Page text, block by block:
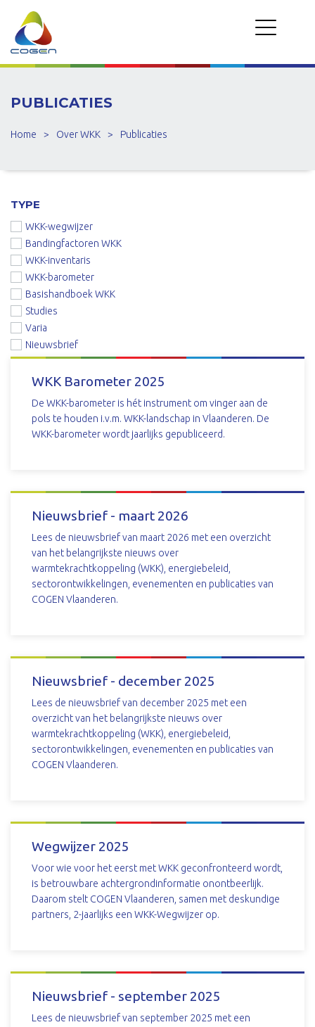
PUBLICATIES
Home > Over WKK > Publicaties
TYPE
WKK-wegwijzer
Bandingfactoren WKK
WKK-inventaris
WKK-barometer
Basishandboek WKK
Studies
Varia
Nieuwsbrief
WKK Barometer 2025
De WKK-barometer is hét instrument om vinger aan de
pols te houden i.v.m. WKK-landschap in Vlaanderen. De
WKK-barometer wordt jaarlijks gepubliceerd.
DOWNLOAD
Nieuwsbrief - maart 2026
Lees de nieuwsbrief van maart 2026 met een overzicht
van het belangrijkste nieuws over
warmtekrachtkoppeling (WKK), energiebeleid,
sectorontwikkelingen, evenementen en publicaties van
COGEN Vlaanderen.
DOWNLOAD
Nieuwsbrief - december 2025
Lees de nieuwsbrief van december 2025 met een
overzicht van het belangrijkste nieuws over
warmtekrachtkoppeling (WKK), energiebeleid,
sectorontwikkelingen, evenementen en publicaties van
COGEN Vlaanderen.
DOWNLOAD
Wegwijzer 2025
Voor wie voor het eerst met WKK geconfronteerd wordt,
is betrouwbare achtergrondinformatie onontbeerlijk.
Daarom stelt COGEN Vlaanderen, samen met deskundige
partners, 2-jaarlijks een WKK-Wegwijzer op.
DOWNLOAD
Nieuwsbrief - september 2025
Lees de nieuwsbrief van september 2025 met een